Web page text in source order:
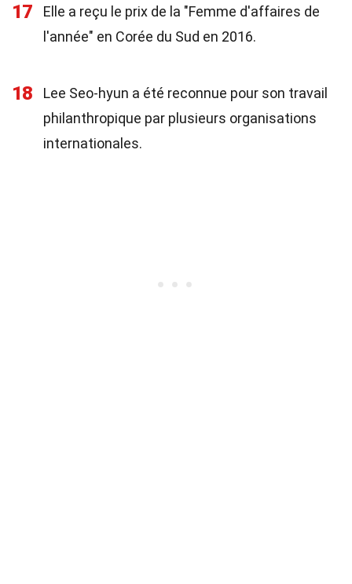
17
Elle a reçu le prix de la "Femme d'affaires de
l'année" en Corée du Sud en 2016.
18
Lee Seo-hyun a été reconnue pour son travail
philanthropique par plusieurs organisations
internationales.